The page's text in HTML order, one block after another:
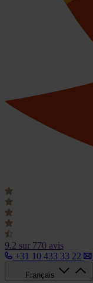
9.2 sur 770 avis
+31 10 433 33 22
Français